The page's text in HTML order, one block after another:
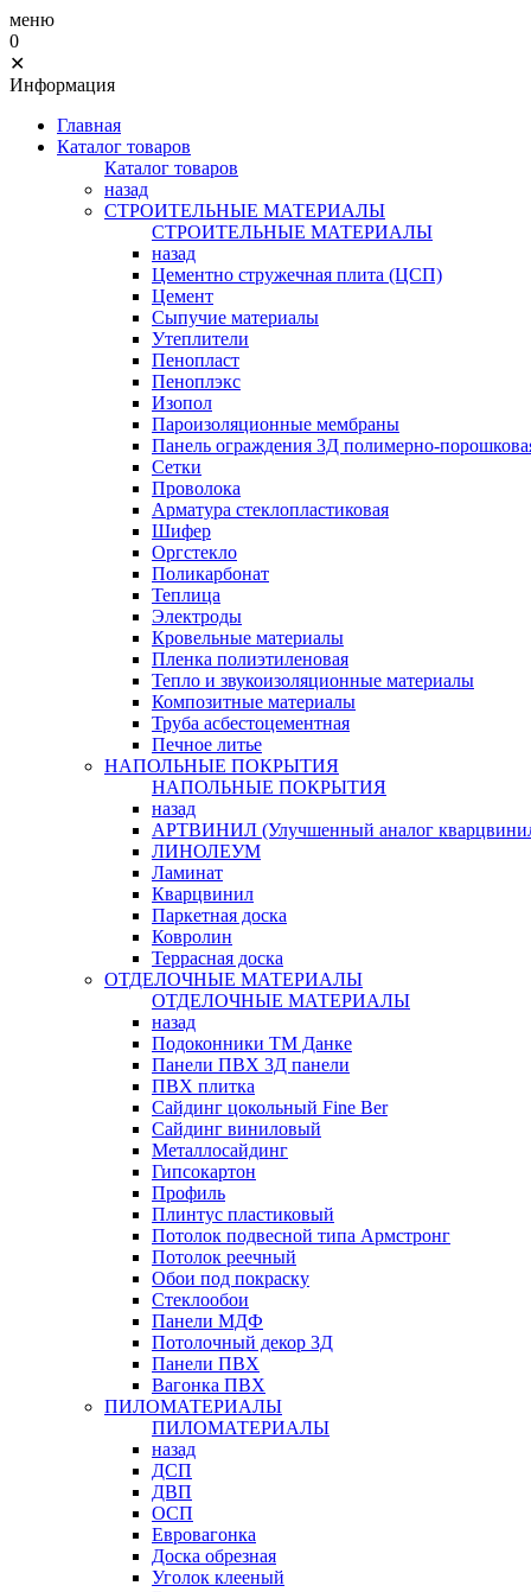
меню
0
✕
Информация
Главная
Каталог товаров
Каталог товаров
назад
СТРОИТЕЛЬНЫЕ МАТЕРИАЛЫ
СТРОИТЕЛЬНЫЕ МАТЕРИАЛЫ
назад
Цементно стружечная плита (ЦСП)
Цемент
Сыпучие материалы
Утеплители
Пенопласт
Пеноплэкс
Изопол
Пароизоляционные мембраны
Панель ограждения 3Д полимерно-
Сетки
Проволока
Арматура стеклопластиковая
Шифер
Оргстекло
Поликарбонат
Теплица
Электроды
Кровельные материалы
Пленка полиэтиленовая
Тепло и звукоизоляционные материалы
Композитные материалы
Труба асбестоцементная
Печное литье
НАПОЛЬНЫЕ ПОКРЫТИЯ
НАПОЛЬНЫЕ ПОКРЫТИЯ
назад
АРТВИНИЛ (Улучшенный аналог
ЛИНОЛЕУМ
Ламинат
Кварцвинил
Паркетная доска
Ковролин
Террасная доска
ОТДЕЛОЧНЫЕ МАТЕРИАЛЫ
ОТДЕЛОЧНЫЕ МАТЕРИАЛЫ
назад
Подоконники ТМ Данке
Панели ПВХ 3Д панели
ПВХ плитка
Сайдинг цокольный Fine Ber
Сайдинг виниловый
Металлосайдинг
Гипсокартон
Профиль
Плинтус пластиковый
Потолок подвесной типа Армстронг
Потолок реечный
Обои под покраску
Стеклообои
Панели МДФ
Потолочный декор 3Д
Панели ПВХ
Вагонка ПВХ
ПИЛОМАТЕРИАЛЫ
ПИЛОМАТЕРИАЛЫ
назад
ДСП
ДВП
ОСП
Евровагонка
Доска обрезная
Уголок клееный